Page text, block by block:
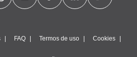
FAQ Termos de uso Cookies